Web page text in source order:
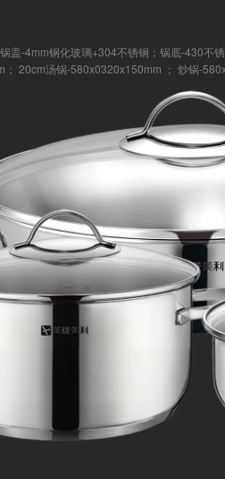
盖-4mm钢化玻璃+304不锈钢；锅底-430
20cm汤锅-580x0320x150mm ； 炒锅-